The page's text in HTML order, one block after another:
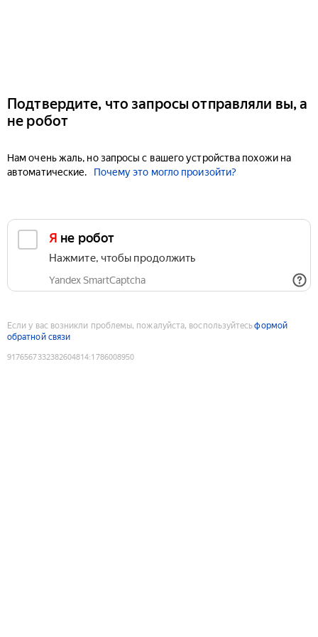
Подтвердите, что запросы отправляли вы, а
не робот
Нам очень жаль, но запросы с вашего устройства похожи на
автоматические.
Почему это могло произойти?
Я не робот
Нажмите, чтобы продолжить
Yandex SmartCaptcha
Если у вас возникли проблемы, пожалуйста, воспользуйтесьформой
обратной связи
9176567332382604814:1786008950